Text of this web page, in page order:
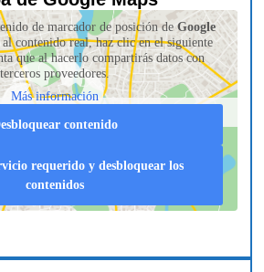
de marcador de posición deGoogle
al contenido real, haz clic en el siguiente
que al hacerlo compartirás datos con
terceros proveedores.
Más información
contenido
requerido y desbloquear los
contenidos